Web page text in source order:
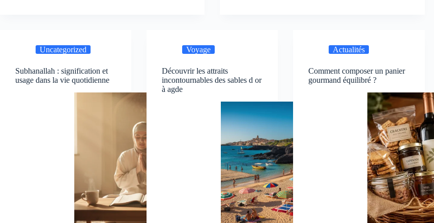
Uncategorized
Subhanallah : signification et
usage dans la vie quotidienne
Voyage
Découvrir les attraits
incontournables des sables d or
à agde
Actualités
Comment composer un panier
gourmand équilibré ?